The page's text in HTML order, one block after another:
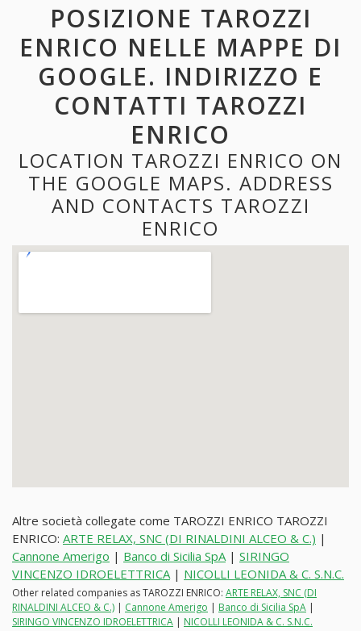
POSIZIONE TAROZZI
ENRICO NELLE MAPPE DI
GOOGLE. INDIRIZZO E
CONTATTI TAROZZI
ENRICO
LOCATION TAROZZI ENRICO ON
THE GOOGLE MAPS. ADDRESS
AND CONTACTS TAROZZI
ENRICO
Altre società collegate come TAROZZI ENRICO TAROZZI
ENRICO: ARTE RELAX, SNC (DI RINALDINI ALCEO & C.) |
Cannone Amerigo | Banco di Sicilia SpA| SIRINGO
VINCENZO IDROELETTRICA| NICOLLI LEONIDA & C. S.N.C.
Other related companies as TAROZZI ENRICO: ARTE RELAX, SNC (DI
RINALDINI ALCEO & C.) | Cannone Amerigo | Banco di Sicilia SpA |
SIRINGO VINCENZO IDROELETTRICA | NICOLLI LEONIDA & C. S.N.C.